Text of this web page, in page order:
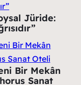
Jüride:
Bir Mekân
Sanat